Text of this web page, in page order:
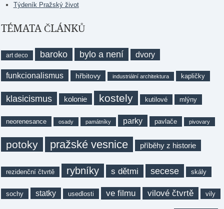
Týdeník Pražský život
TÉMATA ČLÁNKŮ
art deco baroko bylo a není dvory
funkcionalismus hřbitovy industriální architektura kapličky
klasicismus kolonie kostely kutilové mlýny
neorenesance osady památníky parky pavlače pivovary
potoky pražské vesnice příběhy z historie
rezidenční čtvrtě rybníky s dětmi secese skály
sochy statky usedlosti ve filmu vilové čtvrtě vily